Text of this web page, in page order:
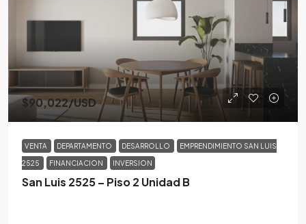
$90,022/USD
VENTA DEPARTAMENTO DESARROLLO EMPRENDIMIENTO SAN LUIS
2525 FINANCIACION INVERSION
San Luis 2525 – Piso 2 Unidad B